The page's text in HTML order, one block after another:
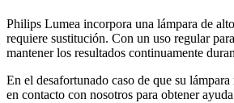
Philips Lumea incorpora una lámpara de
requiere sustitución. Con un uso regular
mantener los resultados continuamente
En el desafortunado caso de que su
en contacto con nosotros para obtener